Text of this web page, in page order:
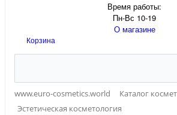
Время работы:
Пн-Вс 10-19
О магазине
Корзина
www.euro-cosmetics.world
Каталог
Эстетическая косметология